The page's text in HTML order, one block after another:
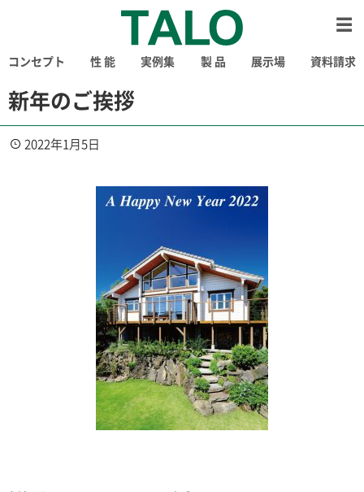
コンセプト 性 能 実例集 製 品 展示場 資料請求
新年のご挨拶
2022年1月5日